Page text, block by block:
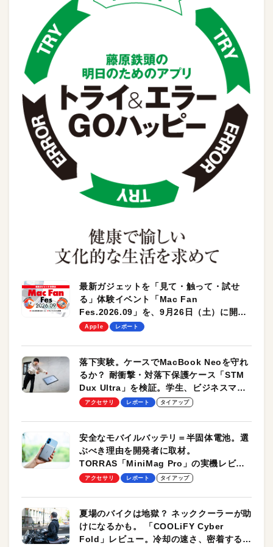
最新ガジェットを「見て・触って・試せ
る」体験イベント「Mac Fan
Fes.2026.09」を、9月26日（土）に開催
します！
Apple レポート
落下実験。ケースでMacBook Neoを守れ
るか？ 耐衝撃・対落下保護ケース「STM
Dux Ultra」を検証。学生、ビジネスマン
のモバイルユースに最適！
アクセサリ レポート タイアップ
安全なモバイルバッテリ＝半固体電池。選
ぶべき理由を開発者に取材。
TORRAS「MiniMag Pro」の実機レビュ
ーも
アクセサリ レポート タイアップ
夏場のバイクは地獄？ ネッククーラーが助
けになるかも。 「COOLiFY Cyber
Fold」レビュー。冷却の速さ、密着する冷